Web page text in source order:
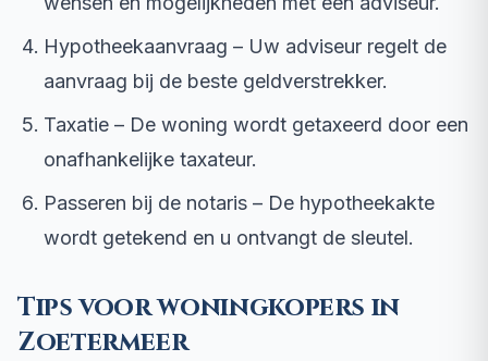
Hypotheekaanvraag – Uw adviseur regelt de
aanvraag bij de beste geldverstrekker.
Taxatie – De woning wordt getaxeerd door een
onafhankelijke taxateur.
Passeren bij de notaris – De hypotheekakte
wordt getekend en u ontvangt de sleutel.
Tips voor woningkopers in
Zoetermeer